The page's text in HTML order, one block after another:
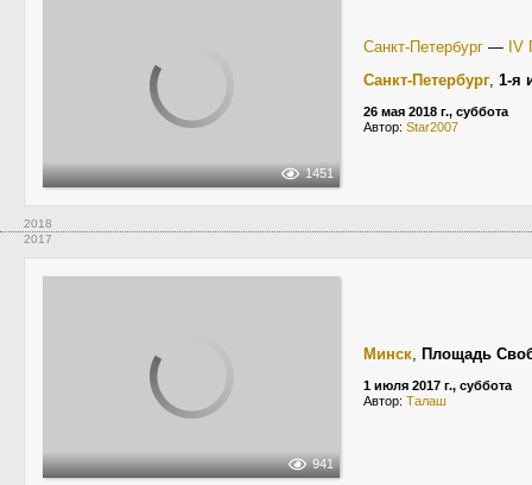
1451
Санкт-Петербург — IV
Санкт-Петербург, 1-я
26 мая 2018 г., суббота
Автор: Star2007
2018
2017
941
Минск, Площадь
1 июля 2017 г., суббота
Автор: Талаш